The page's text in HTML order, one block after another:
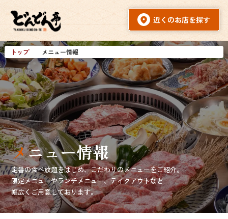
トップ メニュー情報
メニュー情報
定番の食べ放題をはじめ、こだわりのメニューをご紹介。
限定メニューやランチメニュー、テイクアウトなど
幅広くご用意しております︎。